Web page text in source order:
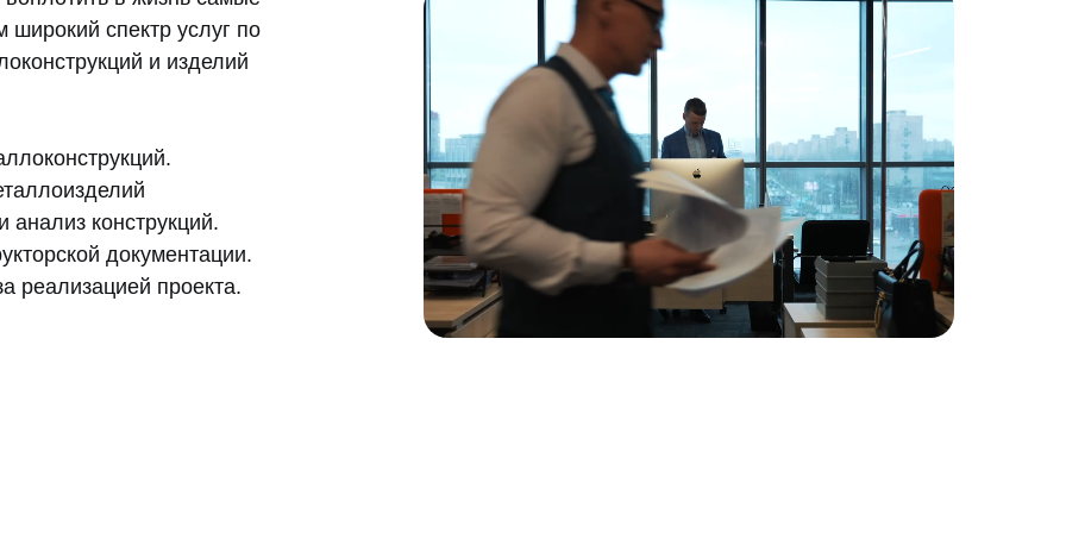
спектр услуг по
и изделий
конструкций.
документации.
реализацией проекта.